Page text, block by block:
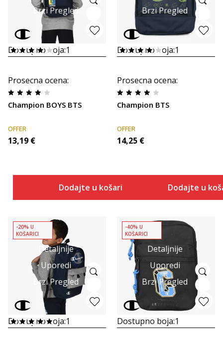
Brzi Pregled
Dostupno boja:1
Prosecna ocena:
Champion BOYS BTS
OFFER
13,19 €
Dodajte u košaricu
Brzi Pregled
Dostupno boja:1
Prosecna ocena:
Champion BTS
OFFER
14,25 €
Dodajte u
Detaljnije
Uporedi
Brzi Pregled
-20% U
KOŠARICI
Dostupno boja:1
Detaljnije
Uporedi
Brzi Pregled
-40% U
KOŠARICI
Dostupno boja:1